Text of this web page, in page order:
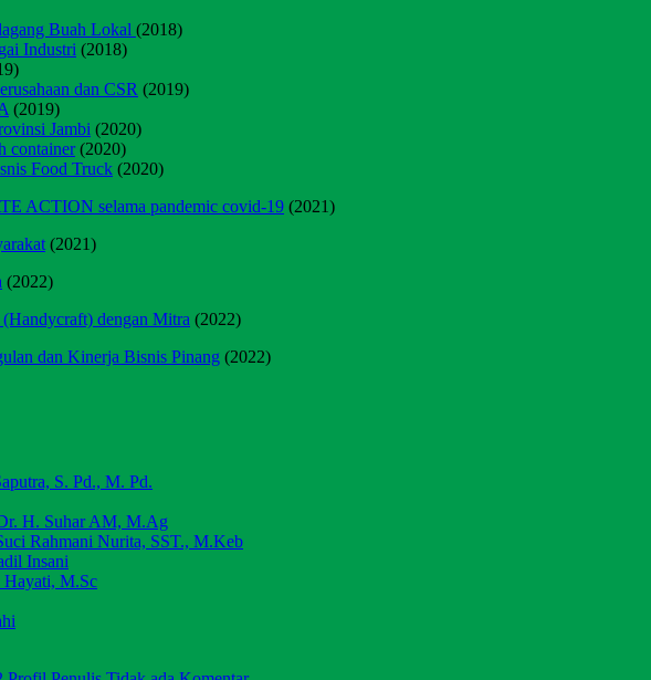
Buah Lokal (2018)
Industri (2018)
dan CSR (2019)
(2019)
Jambi (2020)
container(2020)
Food Truck (2020)
ACTION selama pandemic covid-19 (2021)
(2021)
(2022)
dengan Mitra (2022)
dan Kinerja Bisnis Pinang (2022)
S. Pd., M. Pd.
H. Suhar AM, M.Ag
Rahmani Nurita, SST., M.Keb
Insani
Hayati, M.Sc